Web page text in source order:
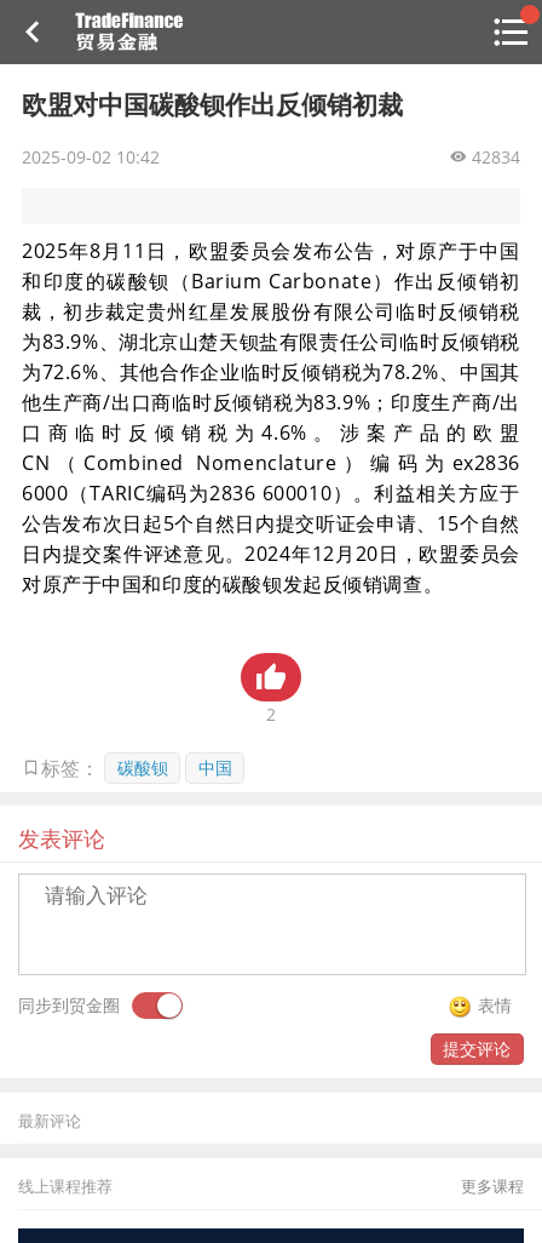
欧盟对中国碳酸钡作出反倾销初裁
2025-09-02 10:42 42834
2025年8月11日，欧盟委员会发布公告，对原产于中国
和印度的碳酸钡（Barium Carbonate）作出反倾销初
裁，初步裁定贵州红星发展股份有限公司临时反倾销税
为83.9%、湖北京山楚天钡盐有限责任公司临时反倾销税
为72.6%、其他合作企业临时反倾销税为78.2%、中国其
他生产商/出口商临时反倾销税为83.9%；印度生产商/出
口商临时反倾销税为4.6%。涉案产品的欧盟
CN（Combined Nomenclature）编码为ex2836
6000（TARIC编码为2836 600010）。利益相关方应于
公告发布次日起5个自然日内提交听证会申请、15个自然
日内提交案件评述意见。2024年12月20日，欧盟委员会
对原产于中国和印度的碳酸钡发起反倾销调查。
2
标签： 碳酸钡 中国
发表评论
同步到贸金圈
表情
提交评论
最新评论
线上课程推荐 更多课程
热
点
目
专家投稿
贸金招聘
贸金微博
贸金书店
贸金投融（投融资信息平台）
活动
研习社
消息
我的
贸金书城